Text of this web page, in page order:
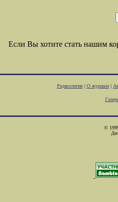
Если Вы хотите стать нашим
Редколлегия| О журнале|
©